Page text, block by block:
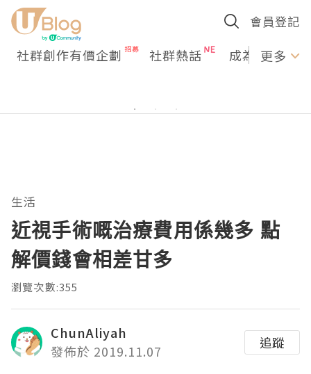
會員登記
社群創作有價企劃 社群熱話 成為U更多
生活
近視手術嘅治療費用係幾多 點
解價錢會相差甘多
瀏覽次數:355
ChunAliyah
發佈於 2019.11.07
追蹤